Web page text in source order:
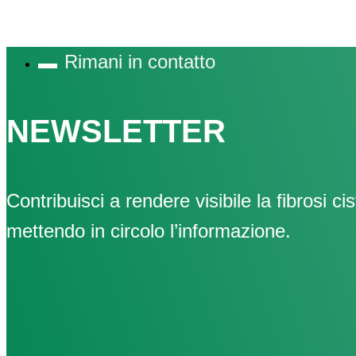
Rimani in contatto
NEWSLETTER
Contribuisci a rendere visibile la fibrosi
mettendo in circolo l’informazione.